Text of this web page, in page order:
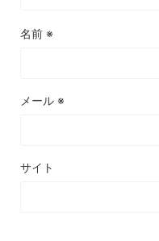
名前 ※
メール ※
サイト